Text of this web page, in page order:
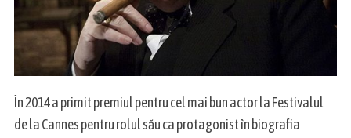
În 2014 a primit premiul pentru cel mai bun actor la Festivalul
de la Cannes pentru rolul său ca protagonist în biografia